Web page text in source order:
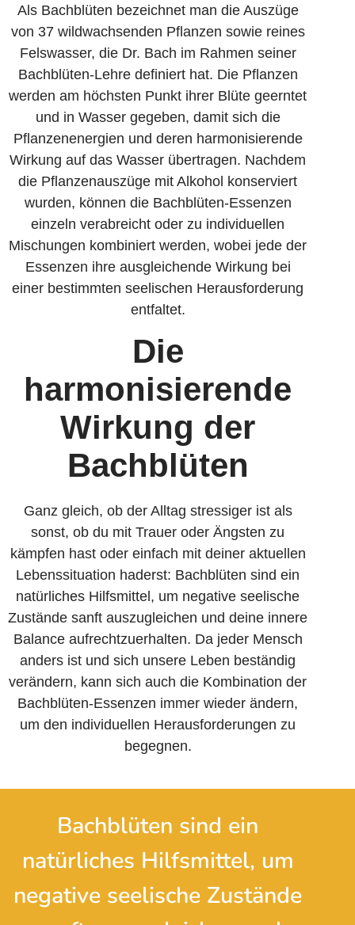
Als Bachblüten bezeichnet man die Auszüge
von 37 wildwachsenden Pflanzen sowie reines
Felswasser, die Dr. Bach im Rahmen seiner
Bachblüten-Lehre definiert hat. Die Pflanzen
werden am höchsten Punkt ihrer Blüte geerntet
und in Wasser gegeben, damit sich die
Pflanzenenergien und deren harmonisierende
Wirkung auf das Wasser übertragen. Nachdem
die Pflanzenauszüge mit Alkohol konserviert
wurden, können die Bachblüten-Essenzen
einzeln verabreicht oder zu individuellen
Mischungen kombiniert werden, wobei jede der
Essenzen ihre ausgleichende Wirkung bei
einer bestimmten seelischen Herausforderung
entfaltet.
Die
harmonisierende
Wirkung der
Bachblüten
Ganz gleich, ob der Alltag stressiger ist als
sonst, ob du mit Trauer oder Ängsten zu
kämpfen hast oder einfach mit deiner aktuellen
Lebenssituation haderst: Bachblüten sind ein
natürliches Hilfsmittel, um negative seelische
Zustände sanft auszugleichen und deine innere
Balance aufrechtzuerhalten. Da jeder Mensch
anders ist und sich unsere Leben beständig
verändern, kann sich auch die Kombination der
Bachblüten-Essenzen immer wieder ändern,
um den individuellen Heraus­forderungen zu
begegnen.
Bachblüten sind ein
natürliches Hilfsmittel, um
negative seelische Zustände